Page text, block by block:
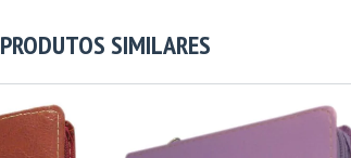
PRODUTOS SIMILARES